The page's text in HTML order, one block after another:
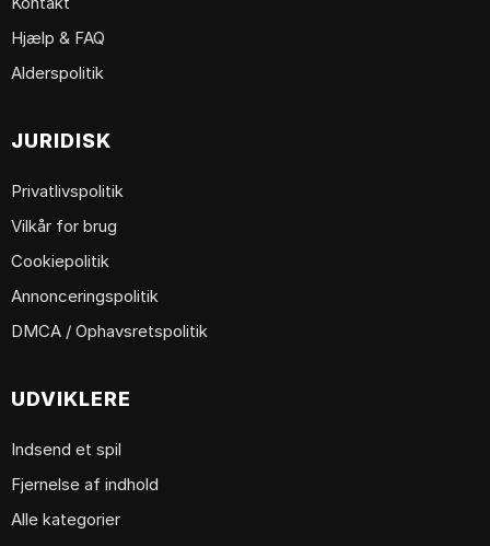
Hjælp & FAQ
Alderspolitik
JURIDISK
Privatlivspolitik
Vilkår for brug
Cookiepolitik
Annonceringspolitik
DMCA / Ophavsretspolitik
UDVIKLERE
Indsend et spil
Fjernelse af indhold
Alle kategorier